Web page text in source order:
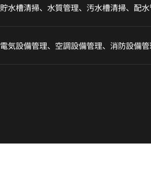
貯水槽清掃、水質管理、汚水槽清掃、配
電気設備管理、空調設備管理、消防設備